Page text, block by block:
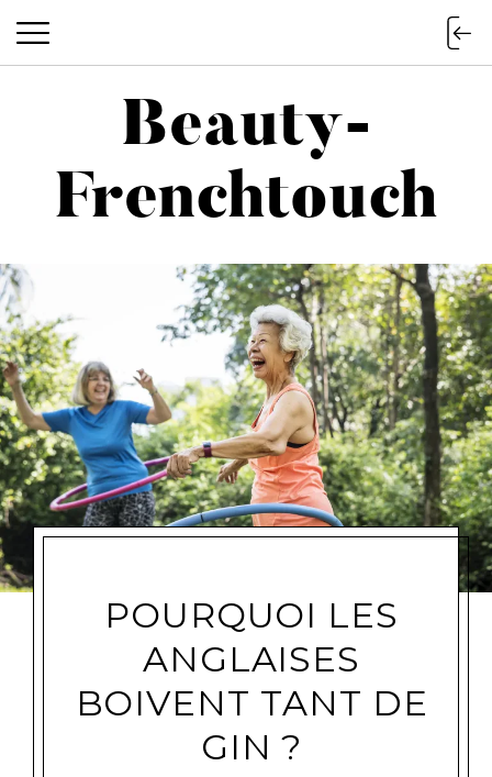
Beauty-Frenchtouch
Beauty-
Frenchtouch
POURQUOI LES
ANGLAISES
BOIVENT TANT DE
GIN ?